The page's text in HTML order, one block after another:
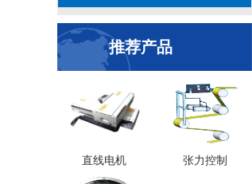
推荐产品
直线电机 张力控制